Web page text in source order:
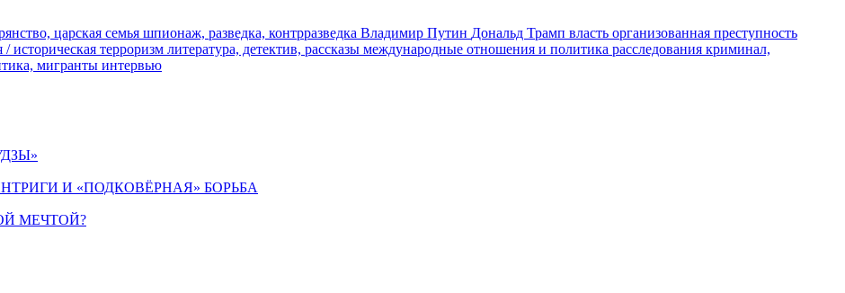
царская семья шпионаж, разведка, контрразведка Владимир Путин Дональд Трамп власть организованная преступность
/ историческая терроризм литература, детектив, рассказы международные отношения и политика расследования криминал,
мигранты интервью
И «ПОДКОВЁРНАЯ» БОРЬБА
МЕЧТОЙ?